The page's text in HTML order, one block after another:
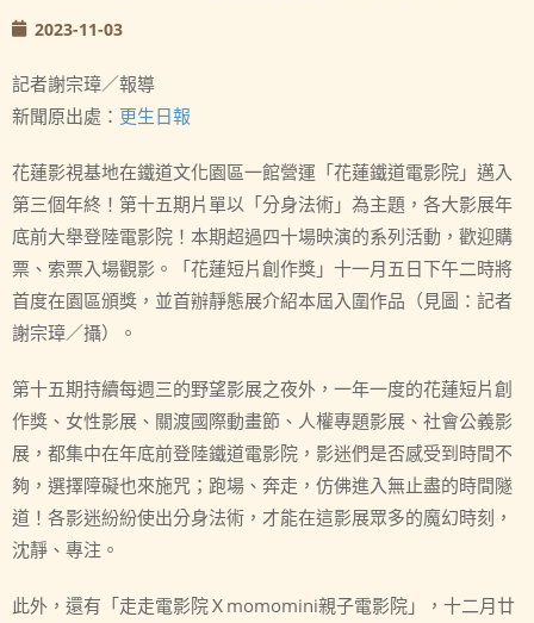
2023-11-03
記者謝宗璋／報導
新聞原出處： 更生日報
花蓮影視基地在鐵道文化園區一館營運「花蓮鐵道電影院」邁入
第三個年終！第十五期片單以「分身法術」為主題，各大影展年
底前大舉登陸電影院！本期超過四十場映演的系列活動，歡迎購
票、索票入場觀影。「花蓮短片創作獎」十一月五日下午二時將
首度在園區頒獎，並首辦靜態展介紹本屆入圍作品（見圖：記者
謝宗璋／攝）。
第十五期持續每週三的野望影展之夜外，一年一度的花蓮短片創
作獎、女性影展、關渡國際動畫節、人權專題影展、社會公義影
展，都集中在年底前登陸鐵道電影院，影迷們是否感受到時間不
夠，選擇障礙也來施咒；跑場、奔走，仿佛進入無止盡的時間隧
道！各影迷紛紛使出分身法術，才能在這影展眾多的魔幻時刻，
沈靜、專注。
此外，還有「走走電影院Ｘmomomini親子電影院」，十二月廿